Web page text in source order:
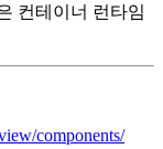
컨테이너 런타임
components/